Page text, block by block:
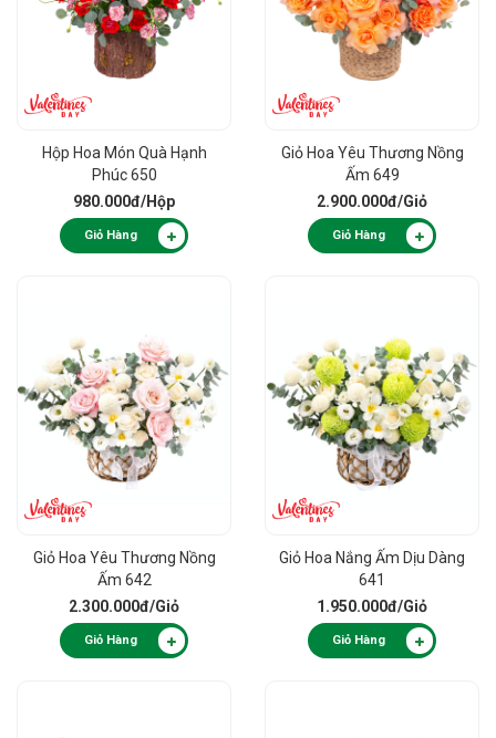
Hộp Hoa Món Quà Hạnh
Phúc 650
980.000đ/Hộp
Giỏ Hàng
Giỏ Hoa Yêu Thương Nồng
Ấm 649
2.900.000đ/Giỏ
Giỏ Hàng
Giỏ Hoa Yêu Thương Nồng
Ấm 642
2.300.000đ/Giỏ
Giỏ Hàng
Giỏ Hoa Nắng Ấm Dịu Dàng
641
1.950.000đ/Giỏ
Giỏ Hàng